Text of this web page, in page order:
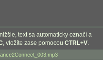
text sa automaticky označí a
, vložíte zase pomocou CTRL+V.